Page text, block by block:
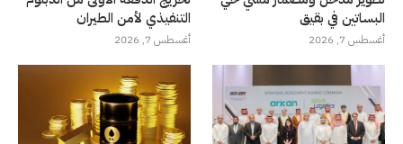
البساتين في بقيق
أغسطس 7, 2026
التنفيذي لأمن الطيران
أغسطس 7, 2026